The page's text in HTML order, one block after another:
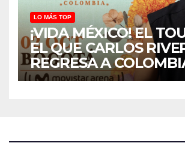
LO MÁS TOP
¡VIDA MÉXICO! EL
EL QUE CARLOS
REGRESA A